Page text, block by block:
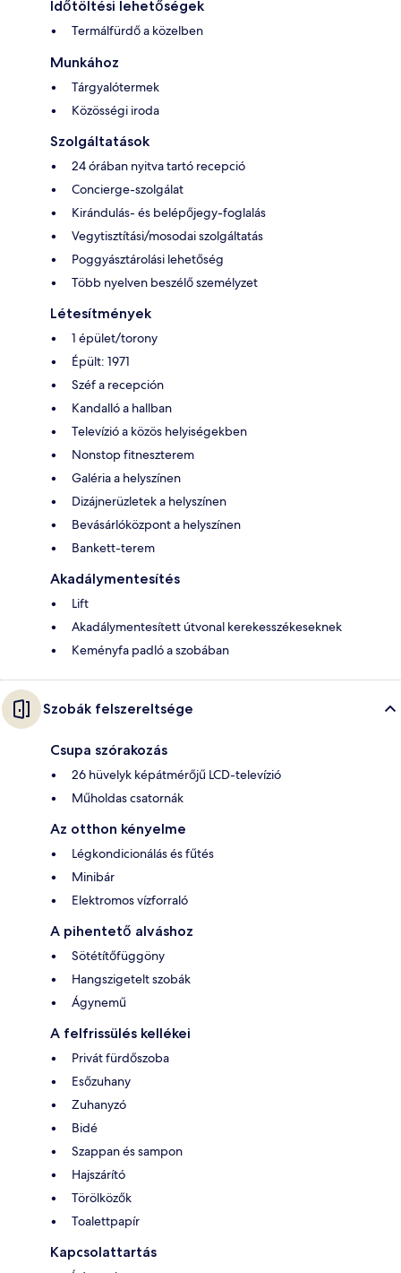
Időtöltési lehetőségek
Termálfürdő a közelben
Munkához
Tárgyalótermek
Közösségi iroda
Szolgáltatások
24 órában nyitva tartó recepció
Concierge-szolgálat
Kirándulás- és belépőjegy-foglalás
Vegytisztítási/mosodai szolgáltatás
Poggyásztárolási lehetőség
Több nyelven beszélő személyzet
Létesítmények
1 épület/torony
Épült: 1971
Széf a recepción
Kandalló a hallban
Televízió a közös helyiségekben
Nonstop fitneszterem
Galéria a helyszínen
Dizájnerüzletek a helyszínen
Bevásárlóközpont a helyszínen
Bankett-terem
Akadálymentesítés
Lift
Akadálymentesített útvonal kerekesszékeseknek
Keményfa padló a szobában
Szobák felszereltsége
Csupa szórakozás
26 hüvelyk képátmérőjű LCD-televízió
Műholdas csatornák
Az otthon kényelme
Légkondicionálás és fűtés
Minibár
Elektromos vízforraló
A pihentető alváshoz
Sötétítőfüggöny
Hangszigetelt szobák
Ágynemű
A felfrissülés kellékei
Privát fürdőszoba
Esőzuhany
Zuhanyzó
Bidé
Szappan és sampon
Hajszárító
Törölközők
Toalettpapír
Kapcsolattartás